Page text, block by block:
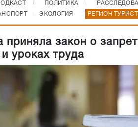
ПОЛИТИКА
ЭКОЛОГИЯ РЕГИОН
приняла закон о
уроках труда